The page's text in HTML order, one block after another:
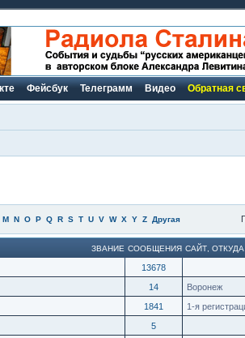
Фейсбук Телеграмм Видео Обратная
M N O P Q R S T U V W X Y Z Другая
ЗВАНИЕ СООБЩЕНИЯ САЙТ ОТКУДА
13678
14 Воронеж
1841 1-я
5